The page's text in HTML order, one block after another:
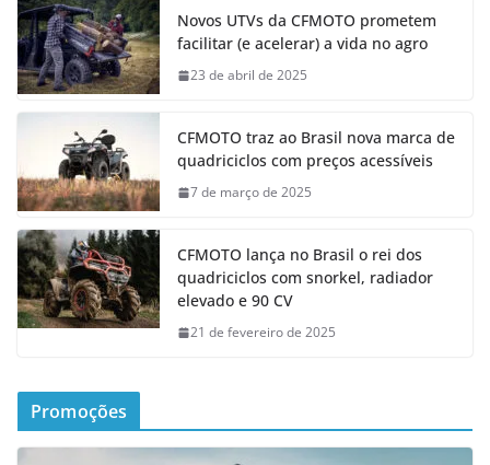
Novos UTVs da CFMOTO prometem
facilitar (e acelerar) a vida no agro
23 de abril de 2025
CFMOTO traz ao Brasil nova marca de
quadriciclos com preços acessíveis
7 de março de 2025
CFMOTO lança no Brasil o rei dos
quadriciclos com snorkel, radiador
elevado e 90 CV
21 de fevereiro de 2025
Promoções